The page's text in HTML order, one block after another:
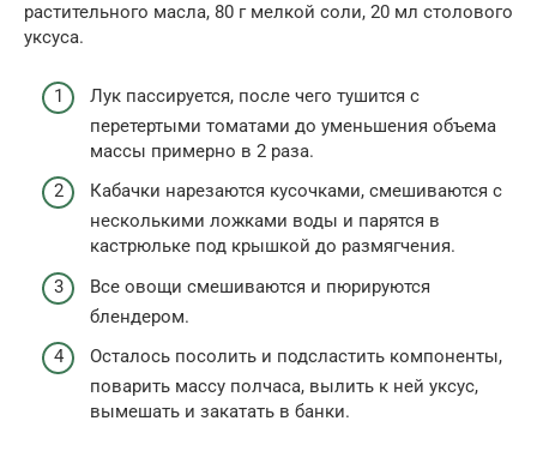
растительного масла, 80 г мелкой соли, 20 мл столового
уксуса.
Лук пассируется, после чего тушится с
перетертыми томатами до уменьшения объема
массы примерно в 2 раза.
Кабачки нарезаются кусочками, смешиваются с
несколькими ложками воды и парятся в
кастрюльке под крышкой до размягчения.
Все овощи смешиваются и пюрируются
блендером.
Осталось посолить и подсластить компоненты,
поварить массу полчаса, вылить к ней уксус,
вымешать и закатать в банки.